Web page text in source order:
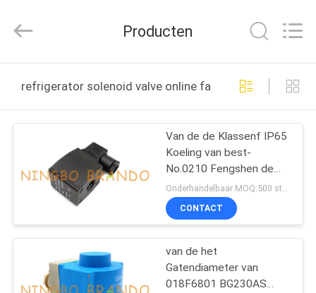
HUIS
PRODUCTEN
OVER
FABRIEKSTOCHT
KWALITEITSCONTROLE
Reserved.
Producten
refrigerator solenoid valve online fabricage
Van de de Klassenf IP65
Koeling van best-
No.0210 Fengshen de
Rol van de de
Solenoïdeklep
Onderhandelbaar MOQ:500 stuks
CONTACT
van de het
Gatendiameter van
018F6801 BG230AS